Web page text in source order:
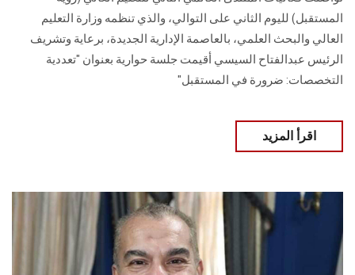
المستقبل) لليوم الثاني على التوالي، والذي تنظمه وزارة التعليم
العالي والبحث العلمي، بالعاصمة الإدارية الجديدة، برعاية وتشريف
الرئيس عبدالفتاح السيسي أقيمت جلسة حوارية بعنوان "تعددية
التخصصات: ضرورة في المستقبل"
اقرأ المزيد